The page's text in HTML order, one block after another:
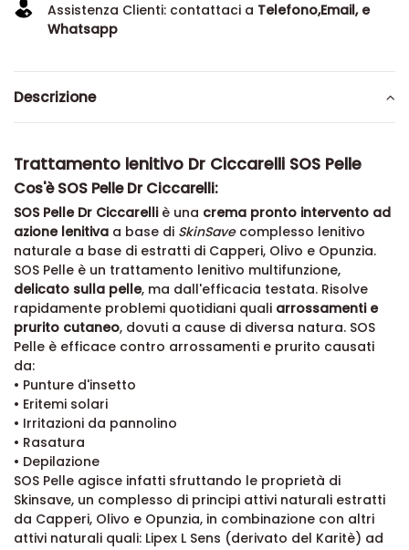
Assistenza Clienti: contattaci a Telefono,Email, e
Whatsapp
Descrizione
Trattamento lenitivo Dr Ciccarelli SOS Pelle
Cos'è SOS Pelle Dr Ciccarelli:
SOS Pelle Dr Ciccarelliè una crema pronto intervento ad
azione lenitiva a base di SkinSavecomplesso lenitivo
naturale a base di estratti di Capperi, Olivo e Opunzia.
SOS Pelle è un trattamento lenitivo multifunzione,
delicato sulla pelle, ma dall'efficacia testata. Risolve
rapidamente problemi quotidiani quali arrossamenti e
prurito cutaneo, dovuti a cause di diversa natura. SOS
Pelle è efficace contro arrossamenti e prurito causati
da:
• Punture d'insetto
• Eritemi solari
• Irritazioni da pannolino
• Rasatura
• Depilazione
SOS Pelle agisce infatti sfruttando le proprietà di
Skinsave, un complesso di principi attivi naturali estratti
da Capperi, Olivo e Opunzia, in combinazione con altri
attivi naturali quali: Lipex L Sens (derivato del Karitè) ad